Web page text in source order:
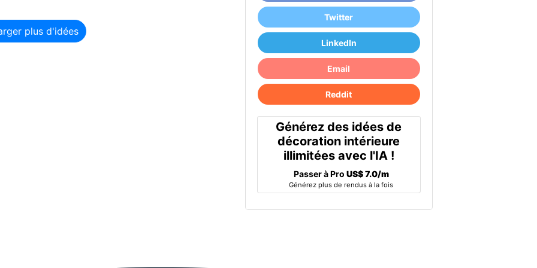
plus d'idées
Twitter
LinkedIn
Email
Reddit
Générez des idées de
décoration intérieure
illimitées avec l'IA !
Passer à Pro US$ 7.0/m
Générez plus de rendus à la fois